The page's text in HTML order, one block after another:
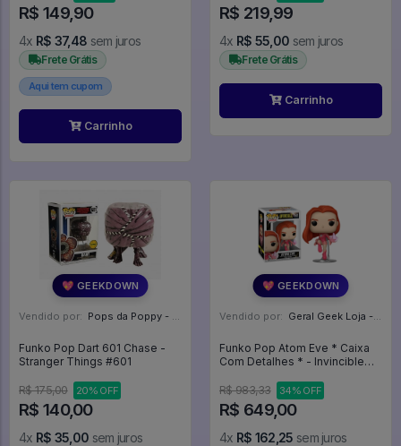
R$ 149,90
4x R$ 37,48 sem juros
Frete Grátis
Aqui tem cupom
Carrinho
R$ 219,99
4x R$ 55,00 sem juros
Frete Grátis
Carrinho
💖 GEEKDOWN
Vendido por: Pops da Poppy - SP
Funko Pop Dart 601 Chase -
Stranger Things #601
R$ 175,00 20% OFF
R$ 140,00
4x R$ 35,00 sem juros
💖 GEEKDOWN
Vendido por: Geral Geek Loja - SP
Funko Pop Atom Eve * Caixa
Com Detalhes * - Invincible
R$ 983,33
34% OFF
R$ 649,00
4x R$ 162,25 sem juros